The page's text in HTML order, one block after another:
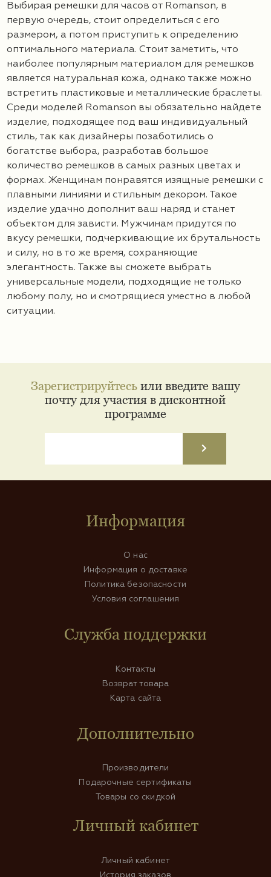
Выбирая ремешки для часов от Romanson, в
первую очередь, стоит определиться с его
размером, а потом приступить к определению
оптимального материала. Стоит заметить, что
наиболее популярным материалом для ремешков
является натуральная кожа, однако также можно
встретить пластиковые и металлические браслеты.
Среди моделей Romanson вы обязательно найдете
изделие, подходящее под ваш индивидуальный
стиль, так как дизайнеры позаботились о
богатстве выбора, разработав большое
количество ремешков в самых разных цветах и
формах. Женщинам понравятся изящные ремешки с
плавными линиями и стильным декором. Такое
изделие удачно дополнит ваш наряд и станет
объектом для зависти. Мужчинам придутся по
вкусу ремешки, подчеркивающие их брутальность
и силу, но в то же время, сохраняющие
элегантность. Также вы сможете выбрать
универсальные модели, подходящие не только
любому полу, но и смотрящиеся уместно в любой
ситуации.
Зарегистрируйтесьили введите вашу
почту для участия в дисконтной
программе
Информация
О нас
Информация о доставке
Политика безопасности
Условия соглашения
Служба поддержки
Контакты
Возврат товара
Карта сайта
Дополнительно
Производители
Подарочные сертификаты
Товары со скидкой
Личный кабинет
Личный кабинет
История заказов